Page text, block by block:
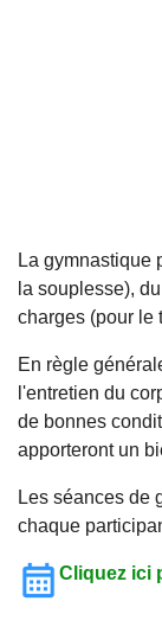
La gymnastique
la souplesse),
charges (pour le
En règle
l'entretien du
de bonnes
apporteront un
Les séances de
chaque
Cliquez ici